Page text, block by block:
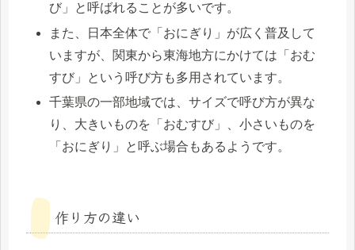
び」と呼ばれることが多いです。
また、日本全体で「おにぎり」が広く普及して
いますが、関東から東海地方にかけては「おむ
すび」という呼び方も多用されています。
千葉県の一部地域では、サイズで呼び方が異な
り、大きいものを「おむすび」、小さいものを
「おにぎり」と呼ぶ場合もあるようです。
作り方の違い